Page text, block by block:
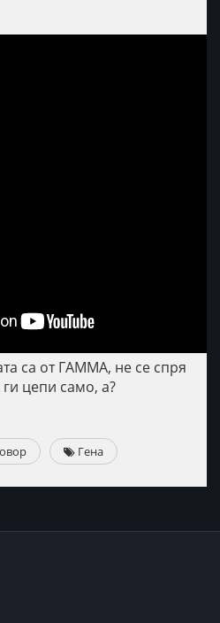
са от ГАММА, не се спря
цепи само, а?
Гена